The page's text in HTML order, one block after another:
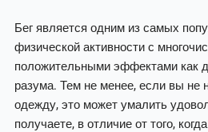
Бег является одним из самых
физической активности с
положительными эффектами как
разума. Тем не менее, если вы не
одежду, это может умалить
получаете, в отличие от того,